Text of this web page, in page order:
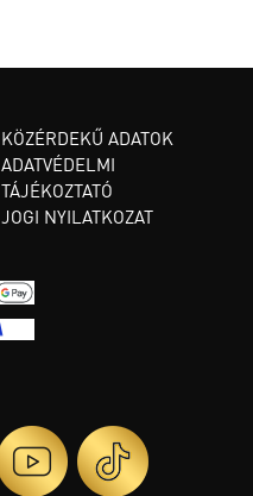
KÖZÉRDEKŰ ADATOK
ADATVÉDELMI
TÁJÉKOZTATÓ
JOGI NYILATKOZAT